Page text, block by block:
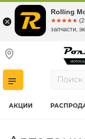
АКЦИИ
Rolling
☆☆☆☆☆
★★★★★
запчасти,